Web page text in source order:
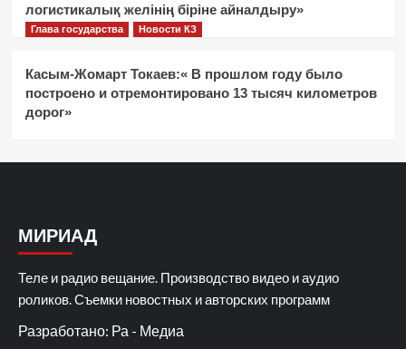
логистикалық желінің біріне айналдыру»
Глава государства Новости КЗ
Касым-Жомарт Токаев:« В прошлом году было
построено и отремонтировано 13 тысяч километров
дорог»
МИРИАД
Теле и радио вещание. Производство видео и аудио
роликов. Съемки новостных и авторских программ
Разработано: Ра - Медиа